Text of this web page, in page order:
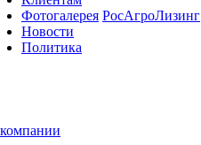
Фотогалерея
Новости
Политика
РосАгроЛизинг